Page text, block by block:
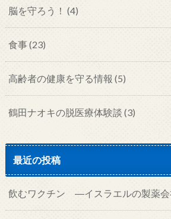
脳を守ろう！ (4)
食事(23)
高齢者の健康を守る情報 (5)
鶴田ナオキの脱医療体験談 (3)
最近の投稿
飲むワクチン ―イスラエルの製薬会